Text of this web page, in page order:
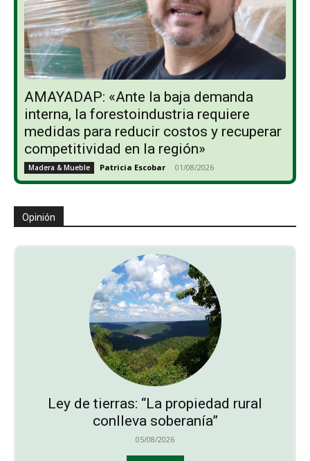
AMAYADAP: «Ante la baja demanda
interna, la forestoindustria requiere
medidas para reducir costos y recuperar
competitividad en la región»
Madera & Mueble Patricia Escobar - 01/08/2026
Opinión
Ley de tierras: “La propiedad rural
conlleva soberanía”
05/08/2026